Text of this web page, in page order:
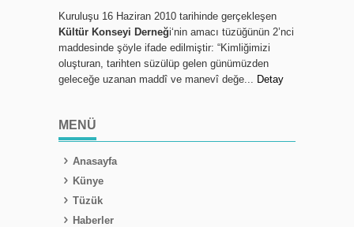
Kuruluşu 16 Haziran 2010 tarihinde gerçekleşen
Kültür Konseyi Derneği‘nin amacı tüzüğünün 2’nci
maddesinde şöyle ifade edilmiştir: “Kimliğimizi
oluşturan, tarihten süzülüp gelen günümüzden
geleceğe uzanan maddî ve manevî değe... Detay
MENÜ
Anasayfa
Künye
Tüzük
Haberler